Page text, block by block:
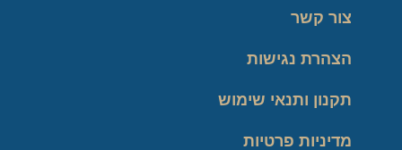
צור קשר
הצהרת נגישות
תקנון ותנאי שימוש
מדיניות פרטיות